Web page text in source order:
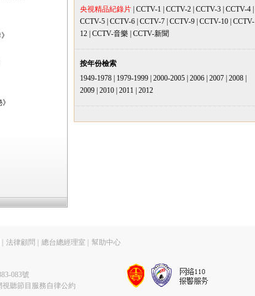
央視精品紀錄片 CCTV-1 CCTV-2 CCTV-3 CCTV-4
CCTV-5 CCTV-6 CCTV-7 CCTV-9 CCTV-10 CCTV-
12 CCTV-音樂 CCTV-新聞
按年份檢索
1949-1978
1979-1999 2000-2005 2006 2007 2008
2009 2010 2011 2012
法律顧問 總台總經理室 幫助中心
083號
視聽節目服務自律公約